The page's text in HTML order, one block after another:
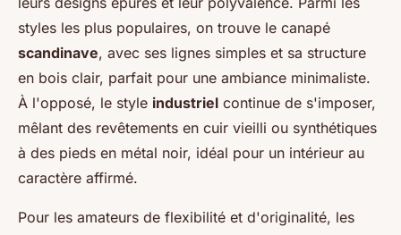
styles les plus populaires, on trouve le canapé
scandinave, avec ses lignes simples et sa structure
en bois clair, parfait pour une ambiance minimaliste.
À l'opposé, le style industriel continue de s'imposer,
mêlant des revêtements en cuir vieilli ou synthétiques
à des pieds en métal noir, idéal pour un intérieur au
caractère affirmé.
Pour les amateurs de flexibilité et d'originalité, les